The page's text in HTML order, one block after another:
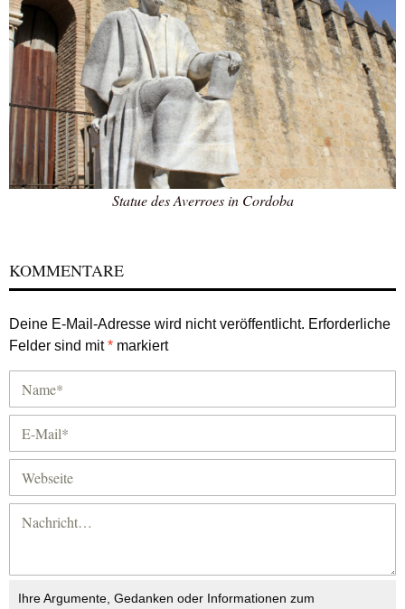
Statue des Averroes in Cordoba
KOMMENTARE
Deine E-Mail-Adresse wird nicht veröffentlicht. Erforderliche
Felder sind mit* markiert
Ihre Argumente, Gedanken oder Informationen zum